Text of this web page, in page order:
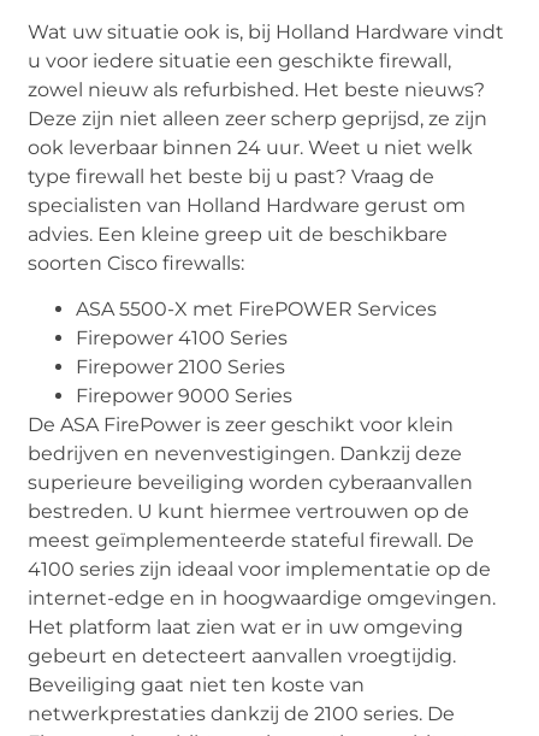
Wat uw situatie ook is, bij Holland Hardware vindt
u voor iedere situatie een geschikte firewall,
zowel nieuw als refurbished. Het beste nieuws?
Deze zijn niet alleen zeer scherp geprijsd, ze zijn
ook leverbaar binnen 24 uur. Weet u niet welk
type firewall het beste bij u past? Vraag de
specialisten van Holland Hardware gerust om
advies. Een kleine greep uit de beschikbare
soorten Cisco firewalls:
ASA 5500-X met FirePOWER Services
Firepower 4100 Series
Firepower 2100 Series
Firepower 9000 Series
De ASA FirePower is zeer geschikt voor klein
bedrijven en nevenvestigingen. Dankzij deze
superieure beveiliging worden cyberaanvallen
bestreden. U kunt hiermee vertrouwen op de
meest geïmplementeerde stateful firewall. De
4100 series zijn ideaal voor implementatie op de
internet-edge en in hoogwaardige omgevingen.
Het platform laat zien wat er in uw omgeving
gebeurt en detecteert aanvallen vroegtijdig.
Beveiliging gaat niet ten koste van
netwerkprestaties dankzij de 2100 series. De